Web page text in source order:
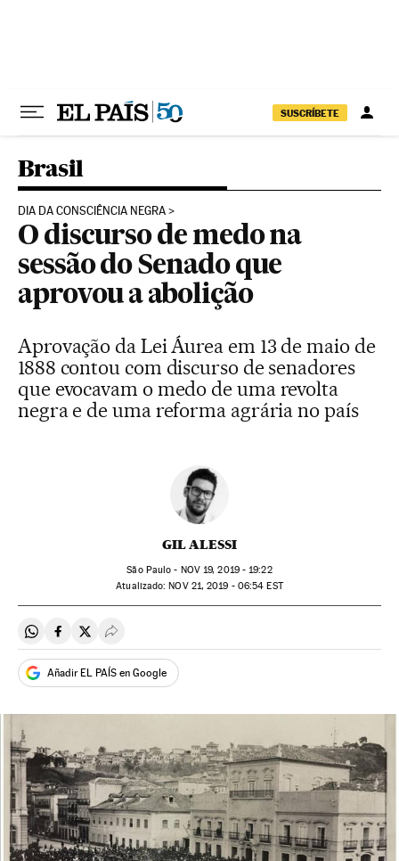
SUSCRÍBETE
Brasil
DIA DA CONSCIÊNCIA NEGRA
O discurso de medo na
sessão do Senado que
aprovou a abolição
Aprovação da Lei Áurea em 13 de maio de
1888 contou com discurso de senadores
que evocavam o medo de uma revolta
negra e de uma reforma agrária no país
GIL ALESSI
São Paulo - NOV19, 2019 - 19:22
atualizado: NOV21, 2019 - 06:54 EST
Compartir en Whatsapp
Compartir en Facebook
Compartir en Twitter
Desplegar Redes Sociales
Añadir EL PAÍS en Google